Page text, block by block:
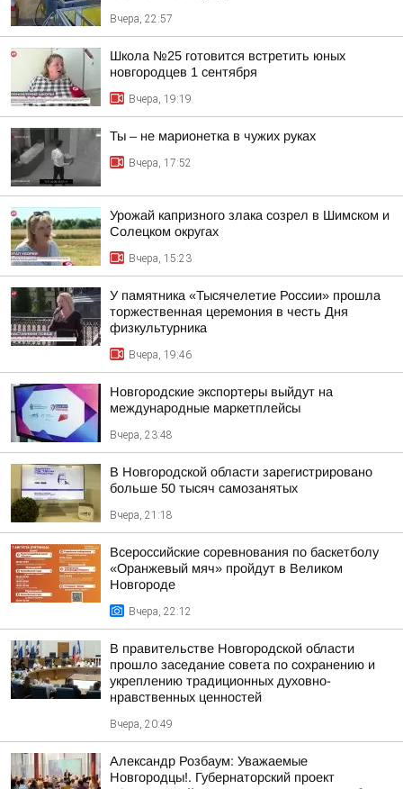
Вчера, 22:57
Школа №25 готовится встретить юных
новгородцев 1 сентября
Вчера, 19:19
Ты – не марионетка в чужих руках
Вчера, 17:52
Урожай капризного злака созрел в Шимском и
Солецком округах
Вчера, 15:23
У памятника «Тысячелетие России» прошла
торжественная церемония в честь Дня
физкультурника
Вчера, 19:46
Новгородские экспортеры выйдут на
международные маркетплейсы
Вчера, 23:48
В Новгородской области зарегистрировано
больше 50 тысяч самозанятых
Вчера, 21:18
Всероссийские соревнования по баскетболу
«Оранжевый мяч» пройдут в Великом
Новгороде
Вчера, 22:12
В правительстве Новгородской области
прошло заседание совета по сохранению и
укреплению традиционных духовно-
нравственных ценностей
Вчера, 20:49
Александр Розбаум: Уважаемые
Новгородцы!. Губернаторский проект